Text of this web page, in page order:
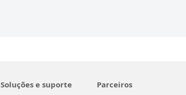
Soluções e suporte Parceiros